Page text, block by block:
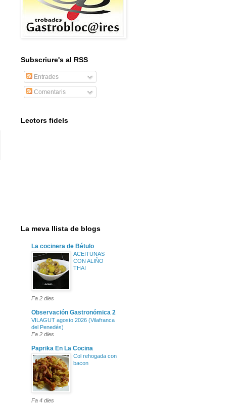
Subscriure's al RSS
Entrades
Comentaris
Lectors fidels
La meva llista de blogs
La cocinera de Bétulo
ACEITUNAS
CON ALIÑO
THAI
Fa 2 dies
Observación Gastronómica 2
VILAGUT agosto 2026 (Vilafranca
del Penedés)
Fa 2 dies
Paprika En La Cocina
Col rehogada con
bacon
Fa 4 dies